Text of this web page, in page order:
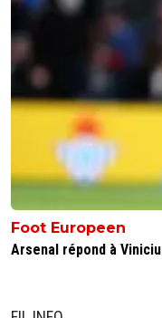
Foot Europeen
Arsenal répond à